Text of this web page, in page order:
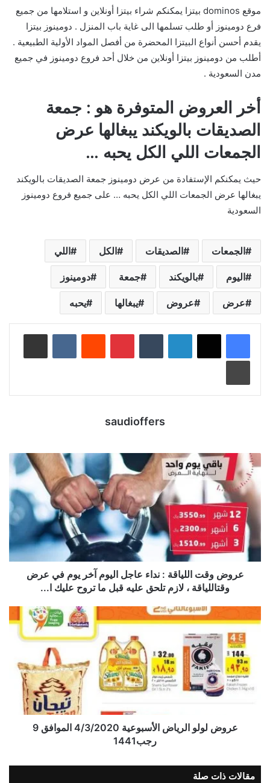
موقع dominos بيتزا يمكنكم شراء بيتزا أونلاين و استلامها من جميع
فرع دومينوز أو طلب تسلمها الى غاية باب المنزل . دومينوز بيتزا
يقدم أحسن أنواع البيتزا المحضرة من أفصل المواد الأولية الطبيعية .
أطلب من دومينوز بيتزا أونلاين من خلال أحد فروع دومينوز في جميع
مدن السعودية .
أخر العروض المتوفرة هو : جمعة
الصديقات بالويكند يبغالها عرض
الجمعات اللي الكل يحبه …
حيث يمكنكم الإستفادة من عرض دومينوز جمعة الصديقات بالويكند
يبغالها عرض الجمعات اللي الكل يحبه … على جميع فروع دومينوز
السعودية
الجمعات الصديقات الكل اللي
اليوم بالويكند جمعة دومينوز
عرض عروض يبغالها يحبه
لينكدإن بينتيريست
saudioffers
عروض وقت اللياقة : نداء عاجل اليوم آخر يوم في عرض
وقتاللياقة ، لازم تلحق عليه قبل ما تروح عليك ا...
عروض لولو الرياض الأسبوعية 4/3/2020 الموافق 9
رجب1441
مقالات ذات صلة